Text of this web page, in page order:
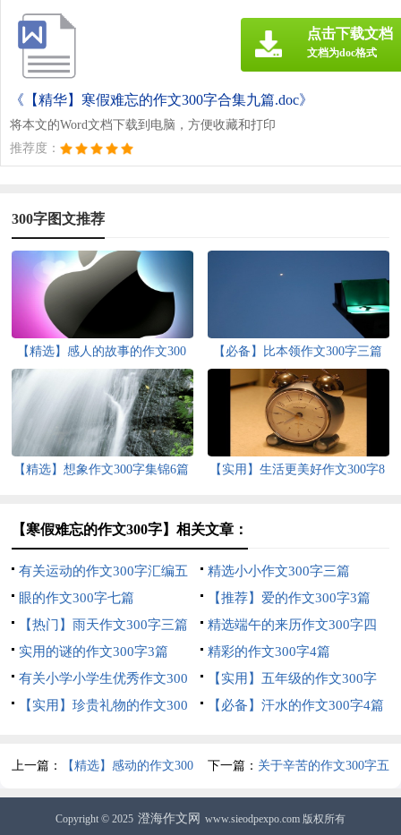
《【精华】寒假难忘的作文300字合集九篇.doc》
将本文的Word文档下载到电脑，方便收藏和打印
推荐度：
点击下载文档
文档为doc格式
300字图文推荐
【精选】感人的故事的作文300
字4篇
【必备】比本领作文300字三篇
【精选】想象作文300字集锦6篇
【实用】生活更美好作文300字8
【寒假难忘的作文300字】相关文章：
有关运动的作文300字汇编五
篇
精选小小作文300字三篇
眼的作文300字七篇
【推荐】爱的作文300字3篇
【热门】雨天作文300字三篇
精选端午的来历作文300字四
篇
实用的谜的作文300字3篇
精彩的作文300字4篇
有关小学小学生优秀作文300
字汇总7篇
【实用】五年级的作文300字
合集8篇
【实用】珍贵礼物的作文300
【必备】汗水的作文300字4篇
上一篇： 【精选】感动的作文300
字三篇
下一篇： 关于辛苦的作文300字五
篇
Copyright © 2025 澄海作文网 www.sieodpexpo.com 版权所有